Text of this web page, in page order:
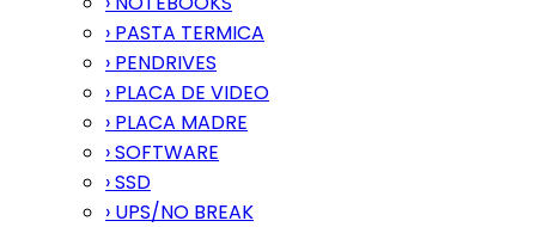
› PASTA TERMICA
› PENDRIVES
› PLACA DE VIDEO
› PLACA MADRE
› SOFTWARE
› SSD
› UPS/NO BREAK